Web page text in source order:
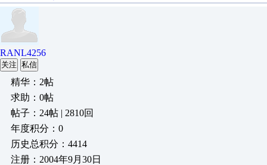
RANL4256
关注 私信
精华：2帖
求助：0帖
帖子：24帖 | 2810回
年度积分：0
历史总积分：4414
注册：2004年9月30日